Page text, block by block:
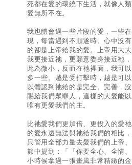
死都在愛的環繞下生活，就像人
愛無所不在。
我也體會過一些片段的愛，一些
現，每當遇到不順遂時、心中沒
的卻是上帝給我的愛。上帝用大
我更接近祂，更願意委身接近祂
此為微小，反而在祂裡面，我可
多一些。越是受打擊時，越是可
以體認到祂給的是完全、完善，
賜給我們眾罪人，這樣的大愛能
唯有更愛我們的主。
比祂愛我們更加倍、更投入的愛
的愛永遠無法與祂給我們的相比
只管用全部力量去愛我們的上帝
節中提到：「『你要全心、全情
小時候拿過一張畫風非常精緻的